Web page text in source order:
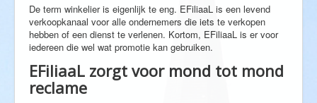
De term winkelier is eigenlijk te eng. EFiliaaL is een levend
verkoopkanaal voor alle ondernemers die iets te verkopen
hebben of een dienst te verlenen. Kortom, EFiliaaL is er voor
iedereen die wel wat promotie kan gebruiken.
EFiliaaL zorgt voor mond tot mond
reclame